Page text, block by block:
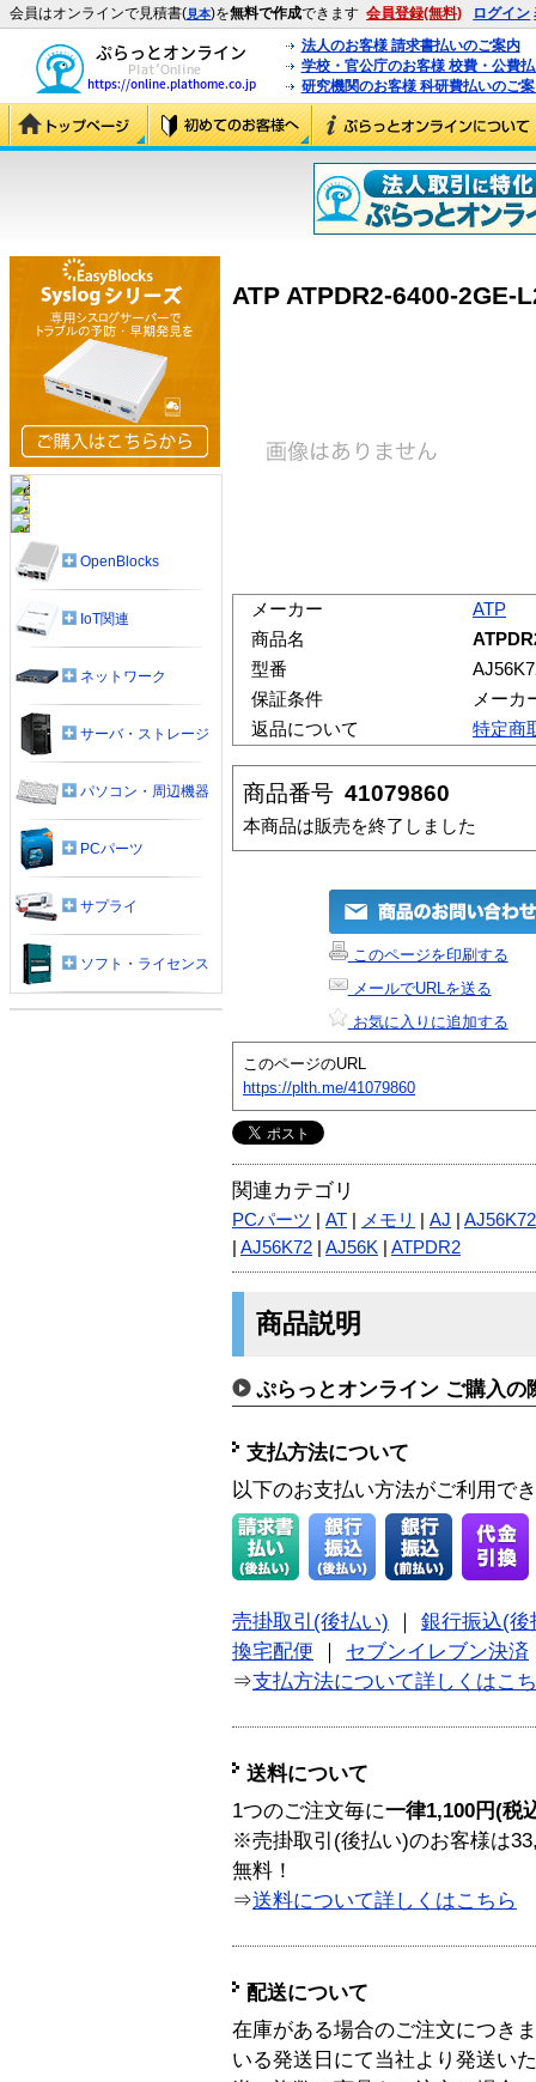
会員はオンラインで見積書(見本)を無料で作成できます 会員登録(無料) ログイン
法人のお客様 請求書払いのご案内
学校・官公庁のお客様 校費・公費
研究機関のお客様 科研費払いのご
ATP ATPDR2-6400-
メーカー
ATP
商品名
型番
保証条件
メーカ
返品について
特定商
商品番号 41079860
本商品は販売を終了しました
このページを印刷する
メールでURLを送る
お気に入りに追加する
このページのURL
https://plth.me/41079860
関連カテゴリ
PCパーツ AT メモリ AJ
AJ56K72 AJ56K ATPDR2
商品説明
ぷらっとオンライン ご購入の
支払方法について
以下のお支払い方法がご利用で
売掛取引(後払い)
銀行振込(後
換宅配便
セブンイレブン決済
⇒支払方法について詳しくはこ
送料について
1つのご注文毎に一律1,100円(税
※売掛取引(後払い)のお客様は
無料！
⇒送料について詳しくはこちら
配送について
在庫がある場合のご注文につき
いる発送日にて当社より発送い
OpenBlocks
IoT関連
ネットワーク
サーバ・ストレージ
パソコン・周辺機器
PCパーツ
サプライ
ソフト・ライセンス